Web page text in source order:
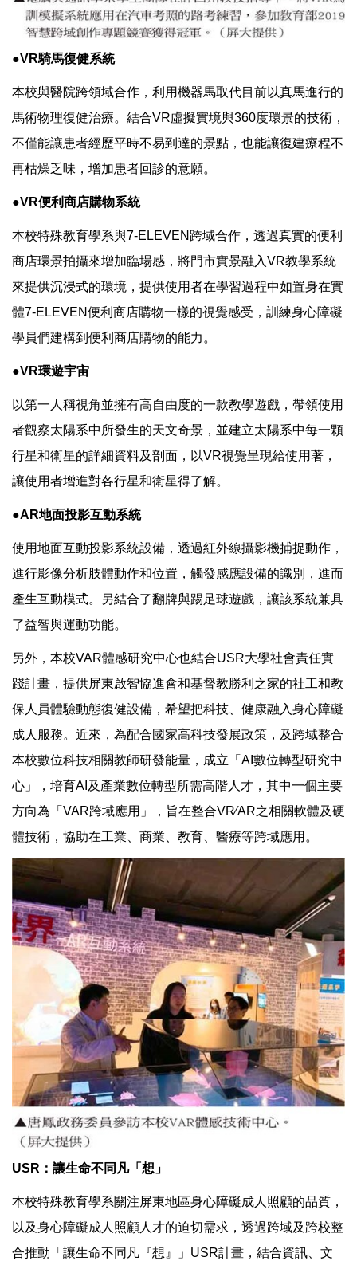
●VR騎馬復健系統
本校與醫院跨領域合作，利用機器馬取代目前以真馬進行的
馬術物理復健治療。結合VR虛擬實境與360度環景的技術，
不僅能讓患者經歷平時不易到達的景點，也能讓復建療程不
再枯燥乏味，增加患者回診的意願。
●VR便利商店購物系統
本校特殊教育學系與7-ELEVEN跨域合作，透過真實的便利
商店環景拍攝來增加臨場感，將門市實景融入VR教學系統
來提供沉浸式的環境，提供使用者在學習過程中如置身在實
體7-ELEVEN便利商店購物一樣的視覺感受，訓練身心障礙
學員們建構到便利商店購物的能力。
●VR環遊宇宙
以第一人稱視角並擁有高自由度的一款教學遊戲，帶領使用
者觀察太陽系中所發生的天文奇景，並建立太陽系中每一顆
行星和衛星的詳細資料及剖面，以VR視覺呈現給使用著，
讓使用者增進對各行星和衛星得了解。
●AR地面投影互動系統
使用地面互動投影系統設備，透過紅外線攝影機捕捉動作，
進行影像分析肢體動作和位置，觸發感應設備的識別，進而
產生互動模式。另結合了翻牌與踢足球遊戲，讓該系統兼具
了益智與運動功能。
另外，本校VAR體感研究中心也結合USR大學社會責任實
踐計畫，提供屏東啟智協進會和基督教勝利之家的社工和教
保人員體驗動態復健設備，希望把科技、健康融入身心障礙
成人服務。近來，為配合國家高科技發展政策，及跨域整合
本校數位科技相關教師研發能量，成立「AI數位轉型研究中
心」，培育AI及產業數位轉型所需高階人才，其中一個主要
方向為「VAR跨域應用」，旨在整合VR∕AR之相關軟體及硬
體技術，協助在工業、商業、教育、醫療等跨域應用。
USR ：讓生命不同凡「想」
本校特殊教育學系關注屏東地區身心障礙成人照顧的品質，
以及身心障礙成人照顧人才的迫切需求，透過跨域及跨校整
合推動「讓生命不同凡『想』」USR計畫，結合資訊、文